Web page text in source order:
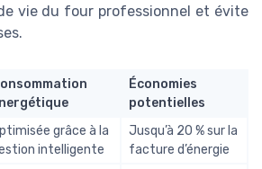
vie du four professionnel et évite
Économies
potentielles
grâce à la
intelligente
Jusqu’à 20 % sur la
facture d’énergie